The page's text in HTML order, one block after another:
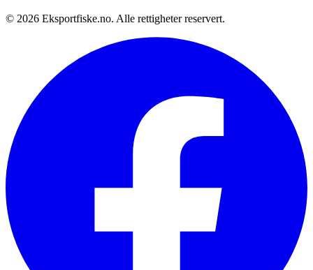
© 2026 Eksportfiske.no. Alle rettigheter reservert.